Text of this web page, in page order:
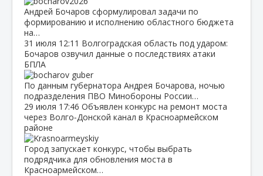
Андрей Бочаров сформулировал задачи по
формированию и исполнению областного бюджета
на…
31 июля 12:11 Волгоградская область под ударом:
Бочаров озвучил данные о последствиях атаки
БПЛА
По данным губернатора Андрея Бочарова, ночью
подразделения ПВО Минобороны России…
29 июля 17:46 Объявлен конкурс на ремонт моста
через Волго‑Донской канал в Красноармейском
районе
Город запускает конкурс, чтобы выбрать
подрядчика для обновления моста в
Красноармейском…